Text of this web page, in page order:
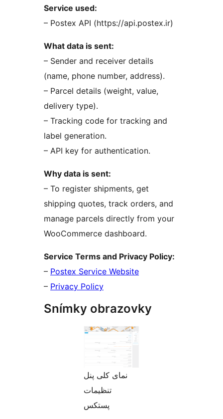
Service used:
– Postex API (https://api.postex.ir)
What data is sent:
– Sender and receiver details
(name, phone number, address).
– Parcel details (weight, value,
delivery type).
– Tracking code for tracking and
label generation.
– API key for authentication.
Why data is sent:
– To register shipments, get
shipping quotes, track orders, and
manage parcels directly from your
WooCommerce dashboard.
Service Terms and Privacy Policy:
– Postex Service Website
– Privacy Policy
Snímky obrazovky
نمای کلی پنل
تنظیمات
پستکس